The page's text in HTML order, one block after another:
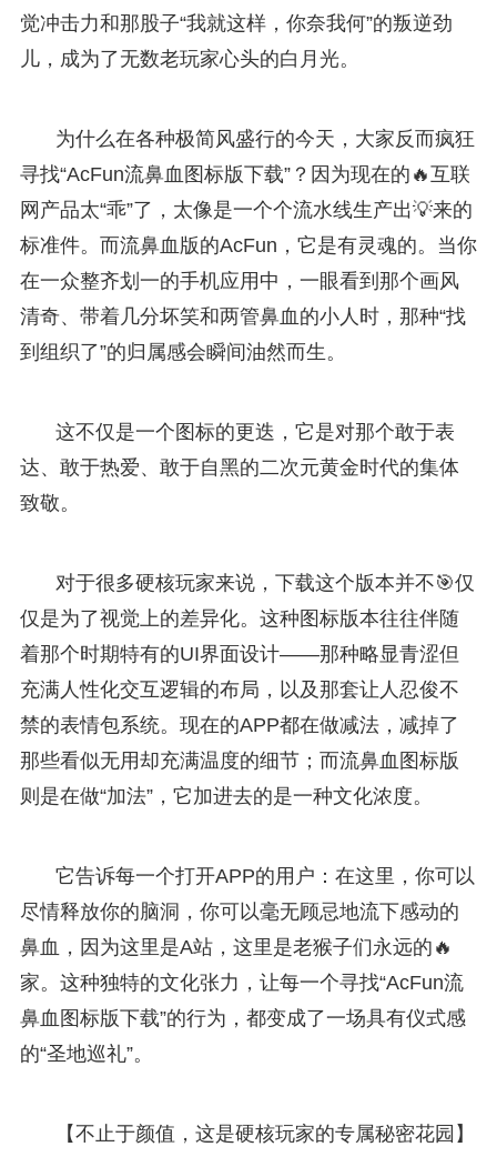
觉冲击力和那股子“我就这样，你奈我何”的叛逆劲
儿，成为了无数老玩家心头的白月光。
为什么在各种极简风盛行的今天，大家反而疯狂
寻找“AcFun流鼻血图标版下载”？因为现在的🔥互联
网产品太“乖”了，太像是一个个流水线生产出💡来的
标准件。而流鼻血版的AcFun，它是有灵魂的。当你
在一众整齐划一的手机应用中，一眼看到那个画风
清奇、带着几分坏笑和两管鼻血的小人时，那种“找
到组织了”的归属感会瞬间油然而生。
这不仅是一个图标的更迭，它是对那个敢于表
达、敢于热爱、敢于自黑的二次元黄金时代的集体
致敬。
对于很多硬核玩家来说，下载这个版本并不🎯仅
仅是为了视觉上的差异化。这种图标版本往往伴随
着那个时期特有的UI界面设计——那种略显青涩但
充满人性化交互逻辑的布局，以及那套让人忍俊不
禁的表情包系统。现在的APP都在做减法，减掉了
那些看似无用却充满温度的细节；而流鼻血图标版
则是在做“加法”，它加进去的是一种文化浓度。
它告诉每一个打开APP的用户：在这里，你可以
尽情释放你的脑洞，你可以毫无顾忌地流下感动的
鼻血，因为这里是A站，这里是老猴子们永远的🔥
家。这种独特的文化张力，让每一个寻找“AcFun流
鼻血图标版下载”的行为，都变成了一场具有仪式感
的“圣地巡礼”。
【不止于颜值，这是硬核玩家的专属秘密花园】